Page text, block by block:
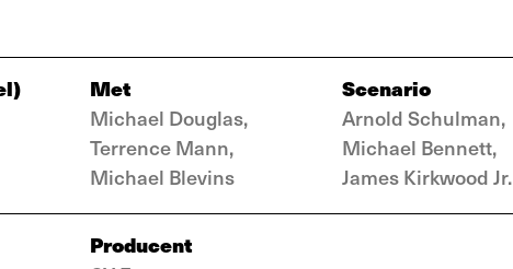
Met
Michael Douglas,
Terrence Mann,
Michael Blevins
Scenario
Arnold Schulman,
Michael Bennett,
James Kirkwood Jr.
Producent